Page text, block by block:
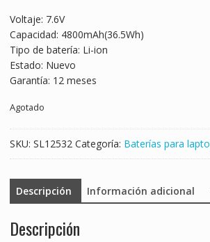
Voltaje: 7.6V
Capacidad: 4800mAh(36.5Wh)
Tipo de batería: Li-ion
Estado: Nuevo
Garantía: 12 meses
Agotado
SKU: SL12532 Categoría: Baterías para
Descripción Información adicional
Descripción